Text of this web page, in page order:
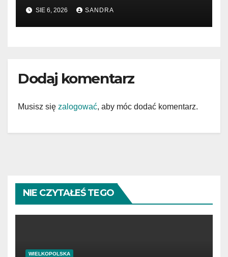
SIE 6, 2026 SANDRA
Dodaj komentarz
Musisz się zalogować, aby móc dodać komentarz.
NIE CZYTAŁEŚ TEGO
WIELKOPOLSKA